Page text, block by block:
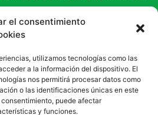
el consentimiento
utilizamos tecnologías como las
a la información del dispositivo. El
nos permitirá procesar datos como
o las identificaciones únicas en este
puede afectar
y funciones.
Artículos
Escaparate
Enlaces de interés